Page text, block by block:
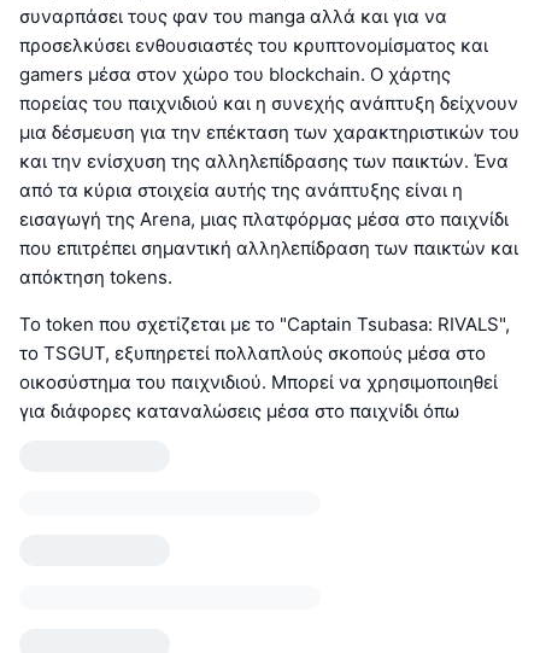
συναρπάσει τους φαν του manga αλλά και για να
προσελκύσει ενθουσιαστές του κρυπτονομίσματος και
gamers μέσα στον χώρο του blockchain. Ο χάρτης
πορείας του παιχνιδιού και η συνεχής ανάπτυξη δείχνουν
μια δέσμευση για την επέκταση των χαρακτηριστικών του
και την ενίσχυση της αλληλεπίδρασης των παικτών. Ένα
από τα κύρια στοιχεία αυτής της ανάπτυξης είναι η
εισαγωγή της Arena, μιας πλατφόρμας μέσα στο παιχνίδι
που επιτρέπει σημαντική αλληλεπίδραση των παικτών και
απόκτηση tokens.
Το token που σχετίζεται με το "Captain Tsubasa: RIVALS",
το TSGUT, εξυπηρετεί πολλαπλούς σκοπούς μέσα στο
οικοσύστημα του παιχνιδιού. Μπορεί να χρησιμοποιηθεί
για διάφορες καταναλώσεις μέσα στο παιχνίδι όπω